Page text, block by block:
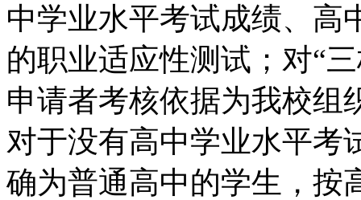
中学业水平考试成绩、高
的职业适应性测试；对“
申请者考核依据为我校组
对于没有高中学业水平考
确为普通高中的学生，按